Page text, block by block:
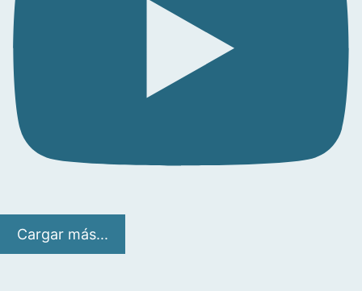
Cargar más...